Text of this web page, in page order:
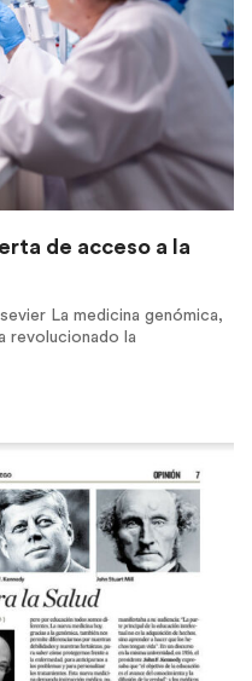
de acceso a la
La medicina genómica,
revolucionado la